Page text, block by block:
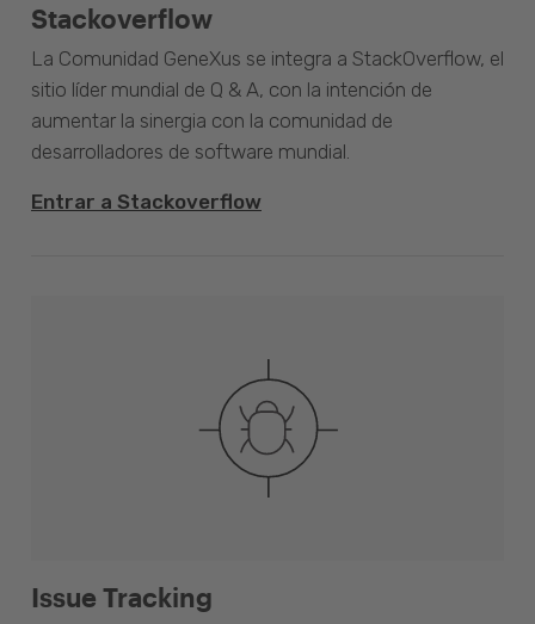
Stackoverflow
La Comunidad GeneXus se integra a StackOverflow, el
sitio líder mundial de Q & A, con la intención de
aumentar la sinergia con la comunidad de
desarrolladores de software mundial.
Entrar a Stackoverflow
Issue Tracking